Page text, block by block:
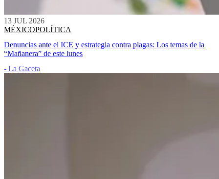
13 JUL 2026
MÉXICOPOLÍTICA
Denuncias ante el ICE y estrategia contra plagas: Los temas de la
“Mañanera” de este lunes
- La Gaceta